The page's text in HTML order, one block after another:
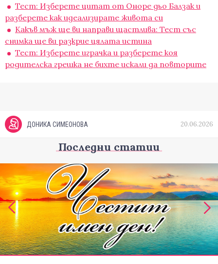
Тест: Изберете цитат от Оноре дьо Балзак и
разберете как идеализирате живота си
Какъв мъж ще ви направи щастлива: Тест със
снимка ще ви разкрие цялата истина
Тест: Изберете играчка и разберете коя
родителска грешка не бихте искали да повторите
ДОНИКА СИМЕОНОВА 20.06.2026
Последни статии